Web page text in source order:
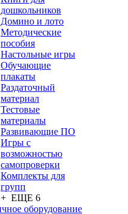
дошкольников
Домино и лото
Методические
пособия
Настольные игры
Обучающие
плакаты
Раздаточный
материал
Тестовые
материалы
Развивающие ПО
Игры с
возможностью
самопроверки
Комплекты для
групп
+ ЕЩЕ 6